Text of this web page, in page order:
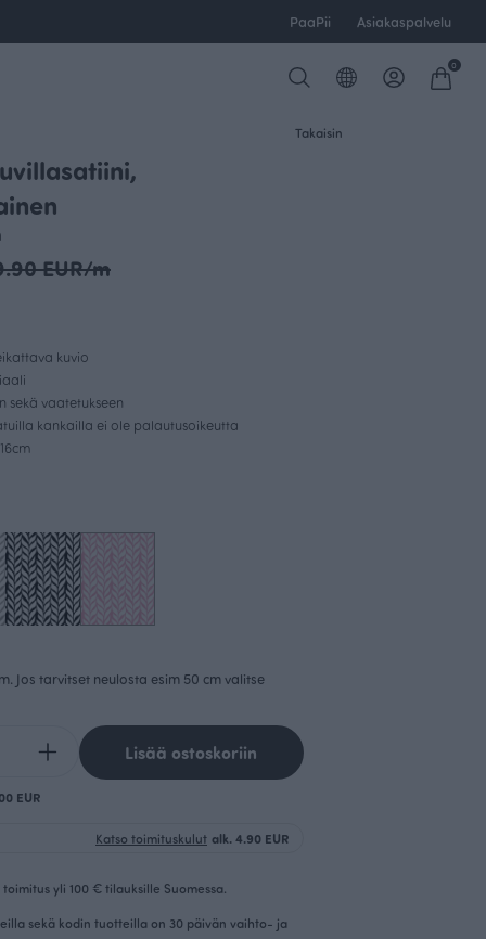
PaaPii Asiakaspalvelu
0
Takaisin
EUR/m
kuvio
sekä vaatetukseen
kankailla ei ole palautusoikeutta
Jos tarvitset neulosta esim 50 cm valitse
Lisää ostoskoriin
EUR
Katso toimituskulut alk. 4.90 EUR
yli 100 € tilauksille Suomessa.
sekä kodin tuotteilla on 30 päivän vaihto- ja